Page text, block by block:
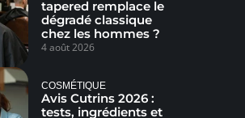
tapered remplace le
dégradé classique
chez les hommes ?
4 août 2026
COSMÉTIQUE
Avis Cutrins 2026 :
tests, ingrédients et